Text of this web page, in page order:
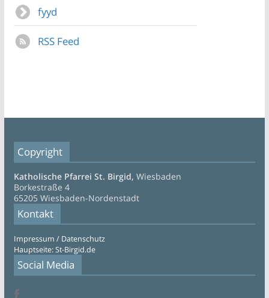
fyyd
RSS Feed
Copyright
Katholische Pfarrei St. Birgid, Wiesbaden
Borkestraße 4
65205 Wiesbaden-Nordenstadt
Kontakt
Impressum / Datenschutz
Hauptseite: St-Birgid.de
Social Media